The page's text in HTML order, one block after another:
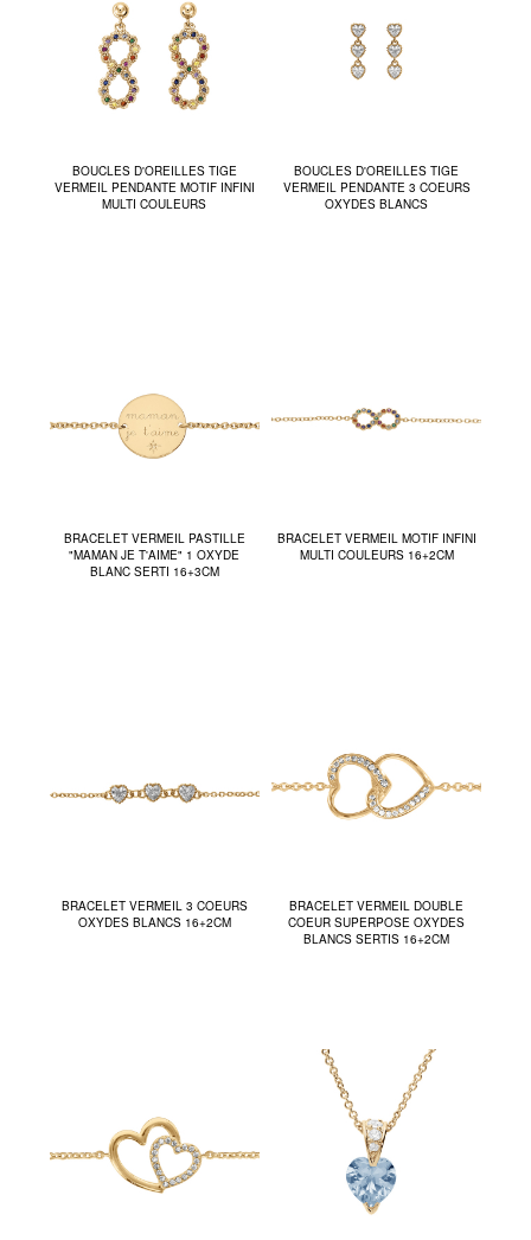
BOUCLES D'OREILLES TIGE
VERMEIL PENDANTE MOTIF INFINI
MULTI COULEURS
BOUCLES D'OREILLES TIGE
VERMEIL PENDANTE 3 COEURS
OXYDES BLANCS
BRACELET VERMEIL PASTILLE
"MAMAN JE T'AIME" 1 OXYDE
BLANC SERTI 16+3CM
BRACELET VERMEIL MOTIF INFINI
MULTI COULEURS 16+2CM
BRACELET VERMEIL 3 COEURS
OXYDES BLANCS 16+2CM
BRACELET VERMEIL DOUBLE
COEUR SUPERPOSE OXYDES
BLANCS SERTIS 16+2CM